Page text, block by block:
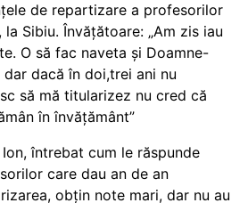
de repartizare a profesorilor
la Sibiu. Învățătoare: „Am zis iau
O să fac naveta și Doamne-
dar dacă în doi,trei ani nu
să mă titularizez nu cred că
în învățământ”
Ion, întrebat cum le răspunde
care dau an de an
obțin note mari, dar nu au